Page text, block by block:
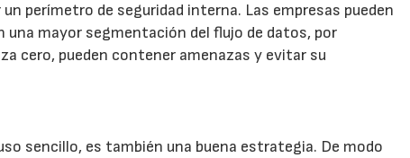
perímetro de seguridad interna. Las empresas pueden
una mayor segmentación del flujo de datos, por
cero, pueden contener amenazas y evitar su
sencillo, es también una buena estrategia. De modo